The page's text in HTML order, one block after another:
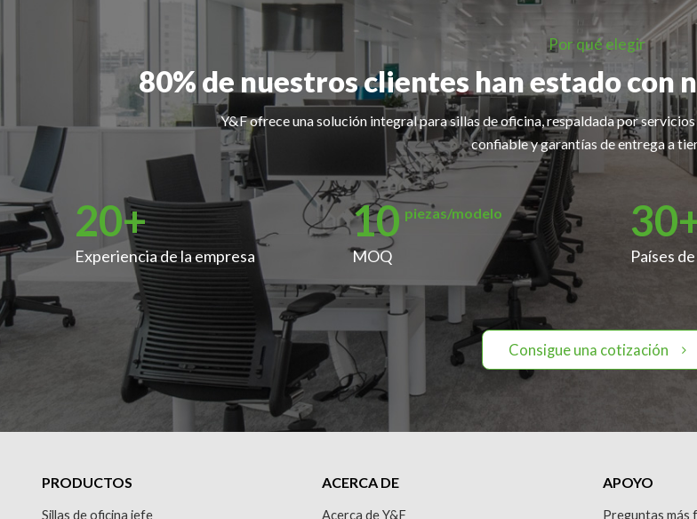
Por qué elegir
80% de nuestros clientes han estado con
Y&F ofrece una solución integral para sillas de oficina, respaldada por
confiable y garantías de entrega a
20+
Experiencia de la empresa
10 piezas/modelo
MOQ
30
Países
Consigue una cotización
PRODUCTOS
Sillas de oficina jefe
ACERCA DE
Acerca de Y&F
APOYO
Preguntas más